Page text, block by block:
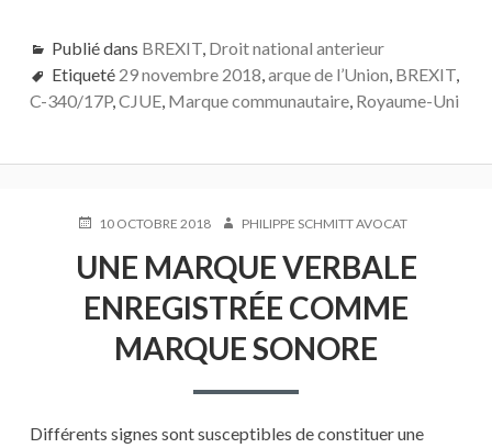
Publié dans BREXIT, Droit national anterieur
Etiqueté 29 novembre 2018,arque de l’Union, BREXIT,
C-340/17P,CJUE, Marque communautaire, Royaume-Uni
PUBLIÉ10 OCTOBRE 2018 AUTEURPHILIPPE SCHMITT AVOCAT
UNE MARQUE VERBALE
ENREGISTRÉE COMME
MARQUE SONORE
Différents signes sont susceptibles de constituer une